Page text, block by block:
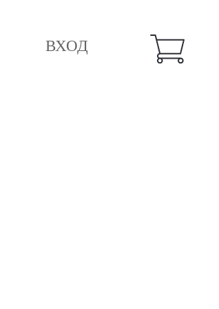
ВХОД